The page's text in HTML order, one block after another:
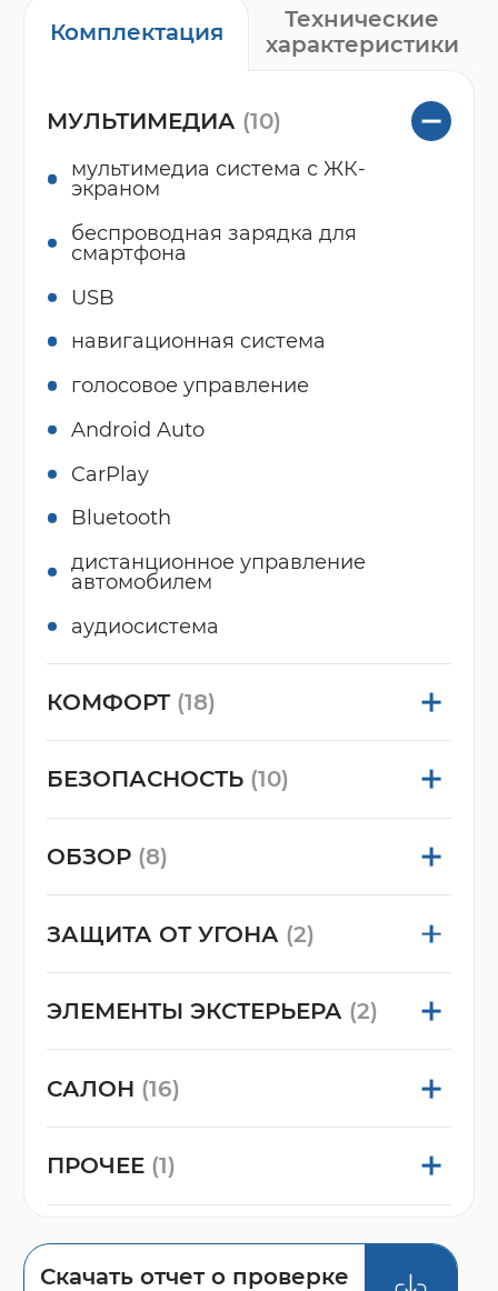
Комплектация
Технические
характеристики
МУЛЬТИМЕДИА (10)
мультимедиа система с ЖК-
экраном
беспроводная зарядка для
смартфона
USB
навигационная система
голосовое управление
Android Auto
CarPlay
Bluetooth
дистанционное управление
автомобилем
аудиосистема
КОМФОРТ (18)
БЕЗОПАСНОСТЬ (10)
ОБЗОР (8)
ЗАЩИТА ОТ УГОНА (2)
ЭЛЕМЕНТЫ ЭКСТЕРЬЕРА (2)
САЛОН (16)
ПРОЧЕЕ (1)
Скачать отчет о проверке